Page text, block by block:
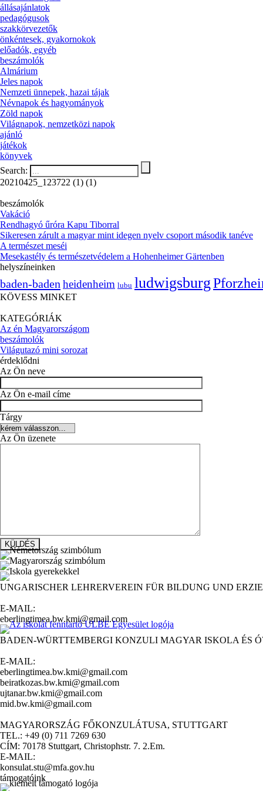
állásajánlatok
pedagógusok
szakkörvezetők
önkéntesek, gyakornokok
előadók, egyéb
beszámolók
Almárium
Jeles napok
Nemzeti ünnepek, hazai tájak
Névnapok és hagyományok
Zöld napok
Világnapok, nemzetközi napok
ajánló
játékok
könyvek
Search:
20210425_123722 (1) (1)
beszámolók
Vakáció
Rendhagyó űróra Kapu Tiborral
Sikeresen zárult a magyar mint idegen nyelv csoport második tanéve
A természet meséi
Mesekastély és természetvédelem a Hohenheimer Gärtenben
helyszíneinken
baden-baden heidenheim lubu ludwigsburg
KÖVESS MINKET
KATEGÓRIÁK
Az én Magyarországom
beszámolók
Világutazó mini sorozat
érdeklődni
Az Ön neve
Az Ön e-mail címe
Tárgy
Az Ön üzenete
UNGARISCHER LEHRERVEREIN FÜR BILDUNG UND
E-MAIL:
eberlingtimea.bw.kmi@gmail.com
BADEN-WÜRTTEMBERGI KONZULI MAGYAR ISKOLA ÉS
E-MAIL:
eberlingtimea.bw.kmi@gmail.com
beiratkozas.bw.kmi@gmail.com
ujtanar.bw.kmi@gmail.com
mid.bw.kmi@gmail.com
MAGYARORSZÁG FŐKONZULÁTUSA, STUTTGART
TEL.: +49 (0) 711 7269 630
CÍM: 70178 Stuttgart, Christophstr. 7. 2.Em.
E-MAIL:
konsulat.stu@mfa.gov.hu
támogatóink